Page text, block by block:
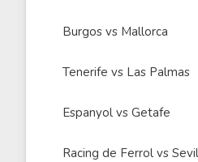
Burgos vs Mallorca
Tenerife vs Las Palmas
Espanyol vs Getafe
Racing de Ferrol vs